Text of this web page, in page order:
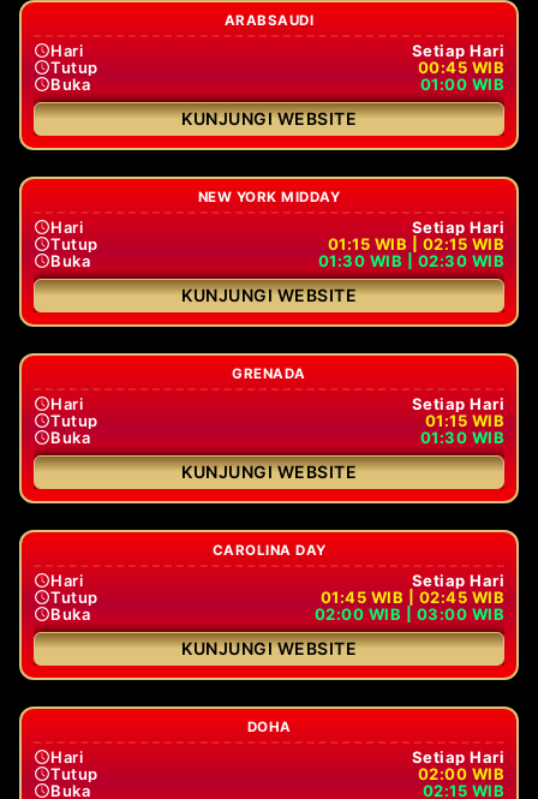
ARABSAUDI
Hari
Setiap Hari
Tutup
00:45 WIB
Buka
01:00 WIB
KUNJUNGI WEBSITE
NEW YORK MIDDAY
Hari
Setiap Hari
Tutup
01:15 WIB | 02:15 WIB
Buka
01:30 WIB | 02:30 WIB
KUNJUNGI WEBSITE
GRENADA
Hari
Setiap Hari
Tutup
01:15 WIB
Buka
01:30 WIB
KUNJUNGI WEBSITE
CAROLINA DAY
Hari
Setiap Hari
Tutup
01:45 WIB | 02:45 WIB
Buka
02:00 WIB | 03:00 WIB
KUNJUNGI WEBSITE
DOHA
Hari
Setiap Hari
Tutup
02:00 WIB
Buka
02:15 WIB